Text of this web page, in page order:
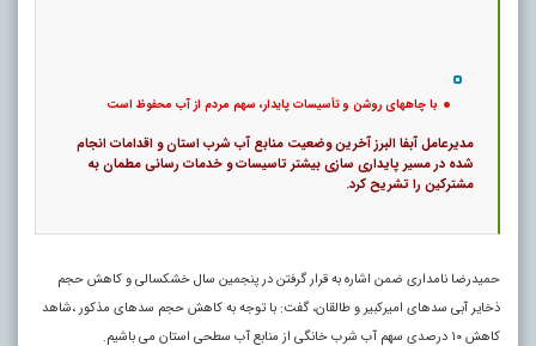
با چاههای روشن و تأسیسات پایدار، سهم مردم از آب محفوظ است
مدیرعامل آبفا البرز آخرین وضعیت منابع آب شرب استان و اقدامات انجام
شده در مسیر پایداری سازی بیشتر تاسیسات و خدمات رسانی مطمان به
مشترکین را تشریح کرد.
حمیدرضا نامداری ضمن اشاره به قرار گرفتن در پنجمین سال خشکسالی و کاهش حجم
ذخایر آبی سدهای امیرکبیر و طالقان، گفت: با توجه به کاهش حجم سدهای مذکور ،شاهد
کاهش ۱٠ درصدی سهم آب شرب خانگی از منابع آب سطحی استان می باشیم.